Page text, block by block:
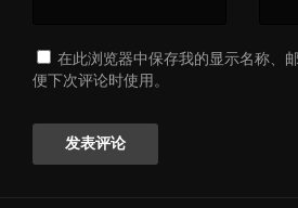
在此浏览器中保存我的显示名称、
便下次评论时使用。